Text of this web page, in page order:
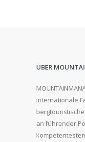
ÜBER
internationale
an führender